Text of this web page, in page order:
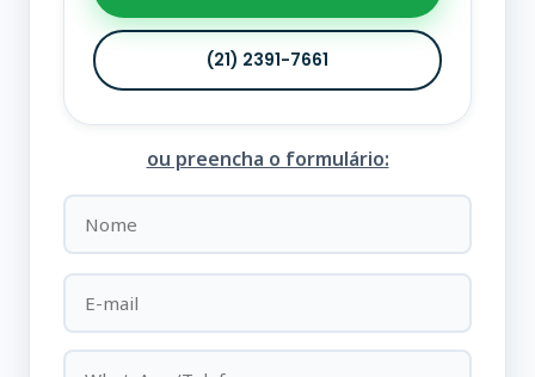
(21) 2391-7661
ou preencha o formulário: